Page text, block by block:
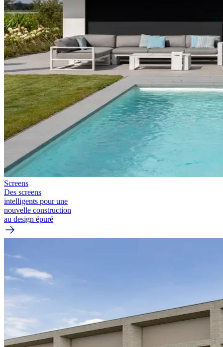
Screens
Des screens
intelligents pour une
nouvelle construction
au design épuré